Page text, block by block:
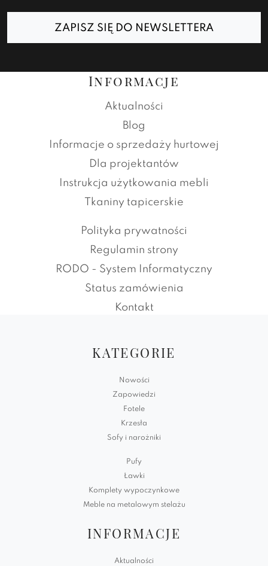
ZAPISZ SIĘ DO NEWSLETTERA
Informacje
Aktualności
Blog
Informacje o sprzedaży hurtowej
Dla projektantów
Instrukcja użytkowania mebli
Tkaniny tapicerskie
Polityka prywatności
Regulamin strony
RODO - System Informatyczny
Status zamówienia
Kontakt
KATEGORIE
Nowości
Zapowiedzi
Fotele
Krzesła
Sofy i narożniki
Pufy
Ławki
Komplety wypoczynkowe
Meble na metalowym stelażu
INFORMACJE
Aktualności